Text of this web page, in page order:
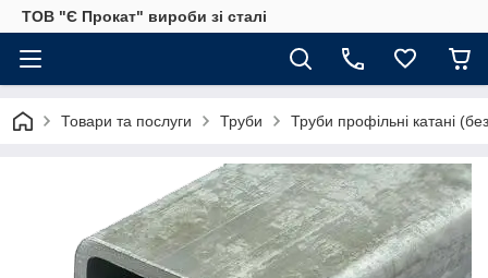
ТОВ "Є Прокат" вироби зі сталі
Товари та послуги Труби Труби профільні катані